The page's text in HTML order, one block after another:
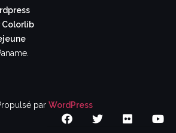
Colorlib
par WordPress